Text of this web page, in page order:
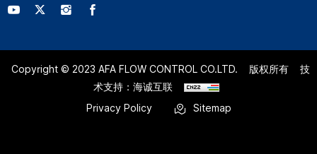
Copyright © 2023 AFA FLOW CONTROL CO.LTD. 版权所有
技
术支持：海诚互联
Privacy Policy
Sitemap